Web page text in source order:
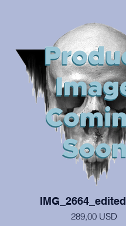
Sveučilišta Northern
289,00 USD